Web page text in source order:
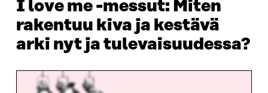
I love me -messut: Miten
rakentuu kiva ja kestävä
arki nyt ja tulevaisuudessa?